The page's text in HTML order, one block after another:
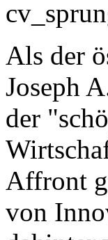
Als der
Joseph
der
Affront
von